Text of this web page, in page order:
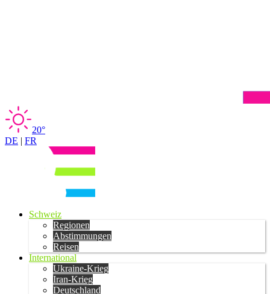
20°
DE | FR
Schweiz
Regionen
Abstimmungen
Reisen
International
Ukraine-Krieg
Iran-Krieg
Deutschland